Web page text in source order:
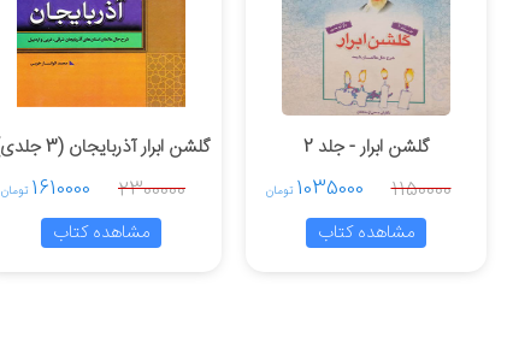
گلشن ابرار - جلد 2
1035000 تومان 1150000
مشاهده کتاب
گلشن ابرار آذربایجان (3 جلدی)
1610000 تومان 2300000
مشاهده کتاب